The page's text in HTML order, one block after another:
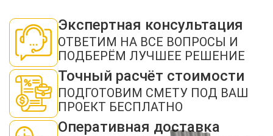
Экспертная консультация
ОТВЕТИМ НА ВСЕ ВОПРОСЫ И
ПОДБЕРЁМ ЛУЧШЕЕ РЕШЕНИЕ
Точный расчёт стоимости
ПОДГОТОВИМ СМЕТУ ПОД ВАШ
ПРОЕКТ БЕСПЛАТНО
Оперативная доставка
ЗАКАЗАТЬ ЗВОНОК